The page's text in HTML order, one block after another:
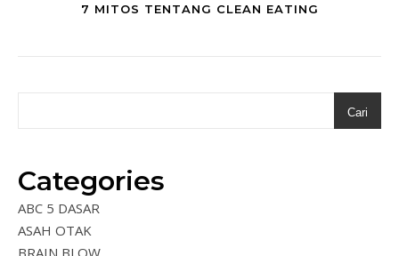
7 MITOS TENTANG CLEAN EATING
Cari
Categories
ABC 5 DASAR
ASAH OTAK
BRAIN BLOW